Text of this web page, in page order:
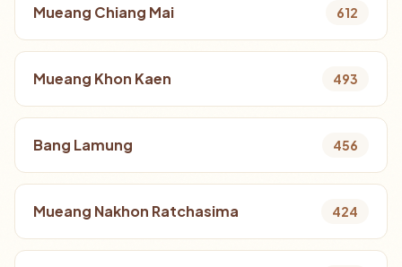
Mueang Chiang Mai 612
Mueang Khon Kaen 493
Bang Lamung 456
Mueang Nakhon Ratchasima 424